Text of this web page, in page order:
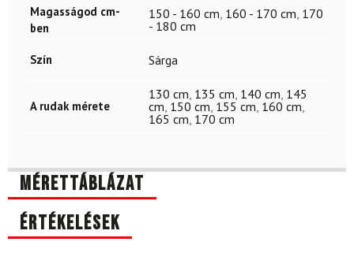
Magasságod cm-
ben
150 - 160 cm 160 - 170 cm 170
- 180 cm
Szín Sárga
A rudak mérete
130 cm 135 cm 140 cm 145
cm 150 cm 155 cm 160 cm
165 cm 170 cm
Mérettáblázat
Értékelések